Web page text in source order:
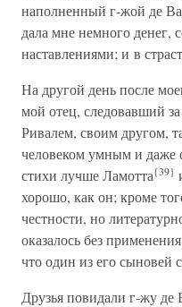
наполненный г-жой де
дала мне немного денег,
наставлениями; и в
На другой день после
мой отец, следовавший
Ривалем, своим другом,
человеком умным и
стихи лучше Ламотта{39}
хорошо, как он; кроме
честности, но
оказалось без
что один из его сыновей
Друзья повидали г-жу де